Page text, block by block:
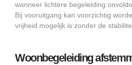
wanneer lichtere begeleiding
Bij vooruitgang kan voorzichtig
vrijheid mogelijk is zonder de
Woonbegeleiding